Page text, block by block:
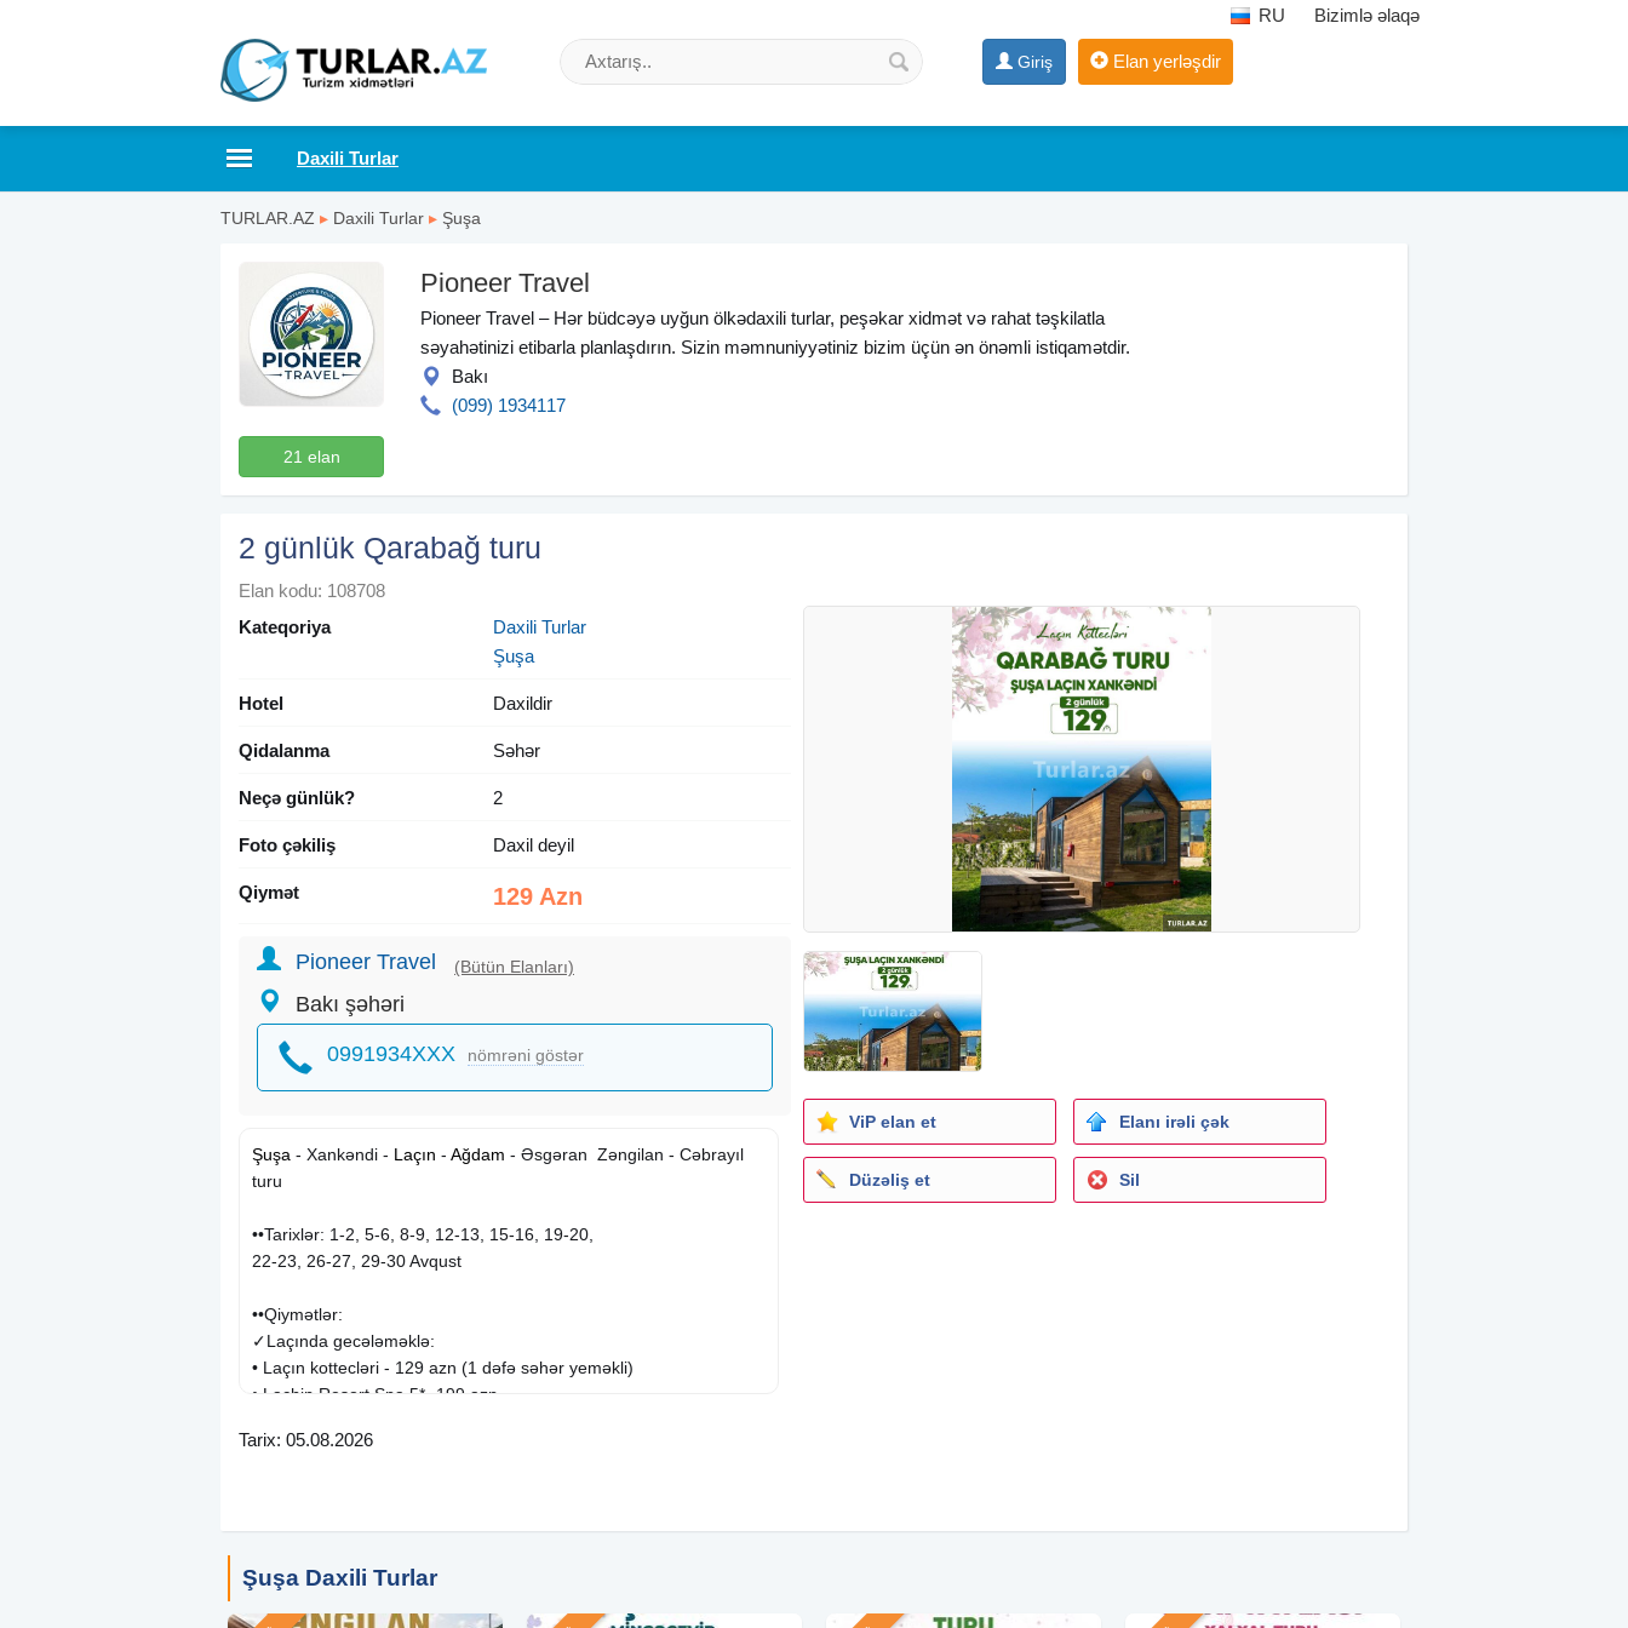
RU Bizimlə əlaqə
Giriş Elan yerləşdir
Daxili Turlar
TURLAR.AZ ▸ Daxili Turlar ▸ Şuşa
21 elan
Pioneer Travel
Pioneer Travel – Hər büdcəyə uyğun ölkədaxili turlar, peşəkar xidmət və rahat təşkilatla
səyahətinizi etibarla planlaşdırın. Sizin məmnuniyyətiniz bizim üçün ən önəmli istiqamətdir.
Bakı
(099) 1934117
2 günlük Qarabağ turu
Elan kodu: 108708
Kateqoriya
Daxili Turlar
Şuşa
Hotel Daxildir
Qidalanma Səhər
Neçə günlük? 2
Foto çəkiliş Daxil deyil
Qiymət 129 Azn
Pioneer Travel (Bütün Elanları)
Bakı şəhəri
0991934XXX nömrəni göstər
Şuşa ︎- Xankəndi ︎- Laçın ︎- Ağdam ︎- Əsgəran ︎ Zəngilan ︎- Cəbrayıl
turu
••Tarixlər: 1-2, 5-6, 8-9, 12-13, 15-16, 19-20,
22-23, 26-27, 29-30 Avqust
••Qiymətlər:
✓Laçında gecələməklə:
• Laçın kottecləri - 129 azn (1 dəfə səhər yeməkli)
• Lachin Resort Spa 5* -199 azn
✓Xankəndi və Şuşada gecələməklə:
• Xankəndi Badam Hotel - 169 azn
• Xarıbülbül Otel 4* - 169 azn
Tarix: 05.08.2026
ViP elan et Elanı irəli çək
Düzəliş et Sil
Şuşa Daxili Turlar